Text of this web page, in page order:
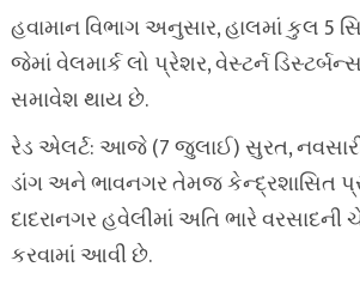
હવામાન વિભાગ અનુસાર, હાલમાં કુલ 5
જેમાં વેલમાર્ક લો પ્રેશર, વેસ્ટર્ન
સમાવેશ થાય છે.
રેડ એલર્ટ: આજે (7 જુલાઈ) સુરત,
ડાંગ અને ભાવનગર તેમજ કેન્દ્રશાસિત
દાદરાનગર હવેલીમાં અતિ ભારે વરસાદની
કરવામાં આવી છે.